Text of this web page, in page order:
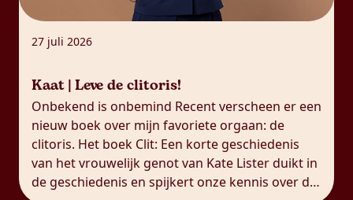
27 juli 2026
Kaat | Leve de clitoris!
Onbekend is onbemind Recent verscheen er een
nieuw boek over mijn favoriete orgaan: de
clitoris. Het boek Clit: Een korte geschiedenis
van het vrouwelijk genot van Kate Lister duikt in
de geschiedenis en spijkert onze kennis over de